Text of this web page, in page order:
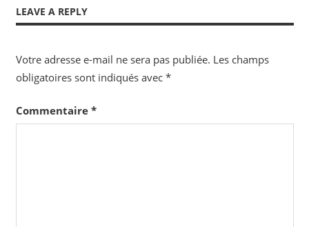
LEAVE A REPLY
Votre adresse e-mail ne sera pas publiée. Les champs
obligatoires sont indiqués avec *
Commentaire *